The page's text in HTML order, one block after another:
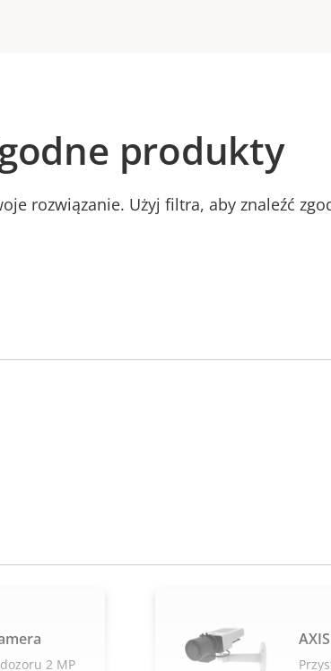
produkty
rozwiązanie. Użyj filtra, aby znaleźć
2 MP